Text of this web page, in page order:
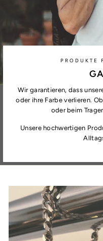
PRODUKTE
Wir garantieren, dass
oder ihre Farbe verlieren.
oder beim
Unsere hochwertigen